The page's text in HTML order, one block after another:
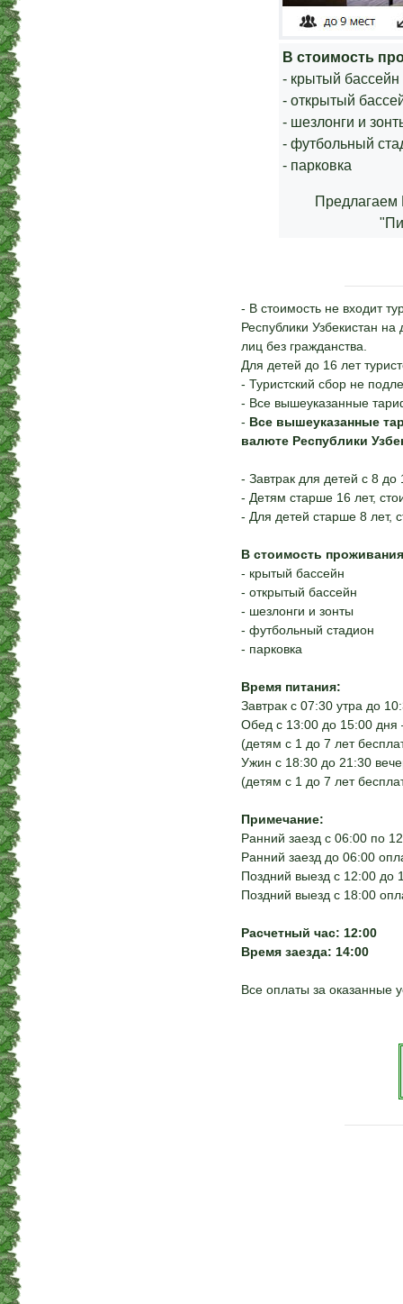
В стоимость
- крытый бассейн
- открытый
- шезлонги и
- футбольный
- парковка
Предлагаем
- В стоимость не входит
Республики Узбекистан
лиц без гражданства.
Для детей до 16 лет
- Туристский сбор не
- Все вышеуказанные
- Все вышеуказанные
валюте Республики
- Завтрак для детей с 8 до
- Детям старше 16 лет,
- Для детей старше 8 лет,
В стоимость
- крытый бассейн
- открытый бассейн
- шезлонги и зонты
- футбольный стадион
- парковка
Время питания:
Завтрак с 07:30 утра до
Обед с 13:00 до 15:00 дня
(детям с 1 до 7 лет
Ужин с 18:30 до 21:30
(детям с 1 до 7 лет
Примечание:
Ранний заезд с 06:00 по
Ранний заезд до 06:00
Поздний выезд с 12:00 до
Поздний выезд с 18:00
Расчетный час: 12:00
Время заезда: 14:00
Все оплаты за оказанные